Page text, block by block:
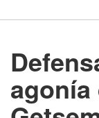
agonía